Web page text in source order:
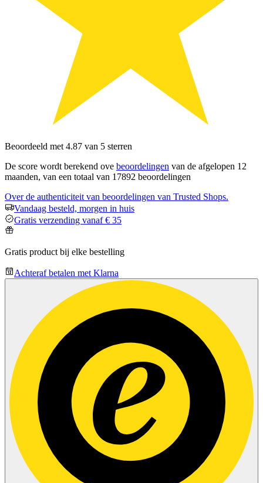
Beoordeeld met 4.87 van 5 sterren
De score wordt berekend ove beoordelingen van de afgelopen 12
maanden, van een totaal van 17892 beoordelingen
Over de authenticiteit van beoordelingen van Trusted Shops.
Vandaag besteld, morgen in huis
Gratis verzending vanaf € 35
Gratis product bij elke bestelling
Achteraf betalen met Klarna